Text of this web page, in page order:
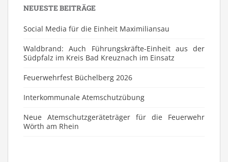
NEUESTE BEITRÄGE
Social Media für die Einheit Maximiliansau
Waldbrand: Auch Führungskräfte-Einheit aus der
Südpfalz im Kreis Bad Kreuznach im Einsatz
Feuerwehrfest Büchelberg 2026
⁠Interkommunale Atemschutzübung
Neue Atemschutzgeräteträger für die Feuerwehr
Wörth am Rhein